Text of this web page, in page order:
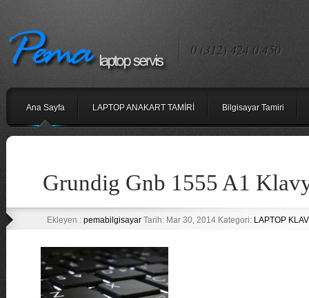
0 (312) 424 0 450
Ana Sayfa LAPTOP ANAKART TAMİRİ Bilgisayar Tamiri
Grundig Gnb 1555 A1
Ekleyen : pemabilgisayarTarih: Mar 30, 2014 Kategori: LAPTOP